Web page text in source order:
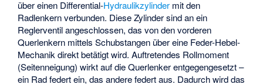
über einen Differential-Hydraulikzylinder mit den
Radlenkern verbunden. Diese Zylinder sind an ein
Reglerventil angeschlossen, das von den vorderen
Querlenkern mittels Schubstangen über eine Feder-Hebel-
Mechanik direkt betätigt wird. Auftretendes Rollmoment
(Seitenneigung) wirkt auf die Querlenker entgegengesetzt –
ein Rad federt ein, das andere federt aus. Dadurch wird das